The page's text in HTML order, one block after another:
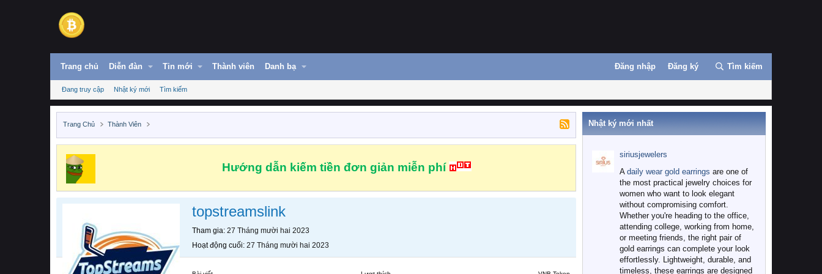
Trang chủ Diễn đàn Tin mới Thành viên Danh bạ Đăng nhập Đăng ký Tìm kiếm
Đang truy cập Nhật ký mới Tìm kiếm
Trang Chủ Thành Viên
Hướng dẫn kiếm tiền đơn giản miễn phí
topstreamslink
Tham gia 27 Tháng mười hai 2023
Hoạt động cuối 27 Tháng mười hai 2023
Nhật ký mới nhất
siriusjewelers
A daily wear gold earrings are one of
the most practical jewelry choices for
women who want to look elegant
without compromising comfort.
Whether you're heading to the office,
attending college, working from home,
or meeting friends, the right pair of
gold earrings can complete your look
effortlessly. Lightweight, durable, and
timeless, these earrings are designed